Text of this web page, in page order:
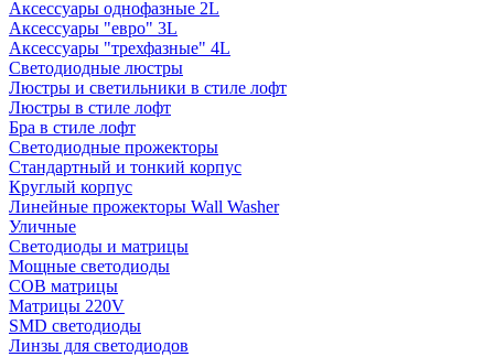
Аксессуары однофазные 2L
Аксессуары "евро" 3L
Аксессуары "трехфазные" 4L
Светодиодные люстры
Люстры и светильники в стиле лофт
Люстры в стиле лофт
Бра в стиле лофт
Светодиодные прожекторы
Стандартный и тонкий корпус
Круглый корпус
Линейные прожекторы Wall Washer
Уличные
Светодиоды и матрицы
Мощные светодиоды
COB матрицы
Матрицы 220V
SMD светодиоды
Линзы для светодиодов